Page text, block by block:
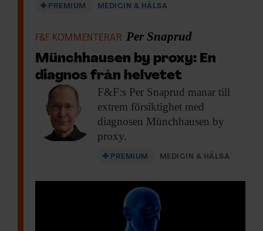
PREMIUM MEDICIN & HÄLSA
F&F KOMMENTERAR Per Snaprud
Münchhausen by proxy: En
diagnos från helvetet
F&F:s Per Snaprud manar till
extrem försiktighet med
diagnosen Münchhausen by
proxy.
PREMIUM MEDICIN & HÄLSA